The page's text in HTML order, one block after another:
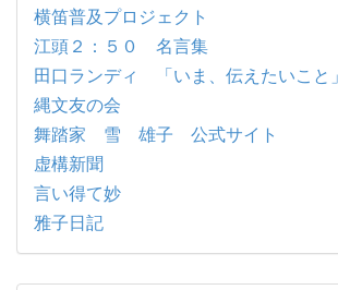
横笛普及プロジェクト
江頭２：５０ 名言集
田口ランディ 「いま、伝えたいこ
縄文友の会
舞踏家 雪 雄子 公式サイト
虚構新聞
言い得て妙
雅子日記